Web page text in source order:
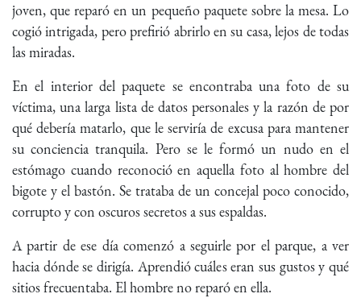
joven, que reparó en un pequeño paquete sobre la mesa. Lo
cogió intrigada, pero prefirió abrirlo en su casa, lejos de todas
las miradas.
En el interior del paquete se encontraba una foto de su
víctima, una larga lista de datos personales y la razón de por
qué debería matarlo, que le serviría de excusa para mantener
su conciencia tranquila. Pero se le formó un nudo en el
estómago cuando reconoció en aquella foto al hombre del
bigote y el bastón. Se trataba de un concejal poco conocido,
corrupto y con oscuros secretos a sus espaldas.
A partir de ese día comenzó a seguirle por el parque, a ver
hacia dónde se dirigía. Aprendió cuáles eran sus gustos y qué
sitios frecuentaba. El hombre no reparó en ella.